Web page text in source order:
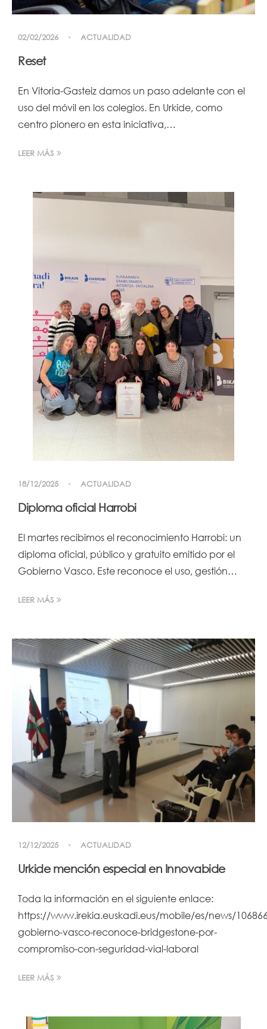
02/02/2026 ACTUALIDAD
Reset
En Vitoria-Gasteiz damos un paso adelante con el
uso del móvil en los colegios. En Urkide, como
centro pionero en esta iniciativa,…
LEER MÁS
18/12/2025 ACTUALIDAD
Diploma oficial Harrobi
El martes recibimos el reconocimiento Harrobi: un
diploma oficial, público y gratuito emitido por el
Gobierno Vasco. Este reconoce el uso, gestión…
LEER MÁS
12/12/2025 ACTUALIDAD
Urkide mención especial en Innovabide
Toda la información en el siguiente enlace:
https://www.irekia.euskadi.eus/mobile/es/news/
gobierno-vasco-reconoce-bridgestone-por-
compromiso-con-seguridad-vial-laboral
LEER MÁS